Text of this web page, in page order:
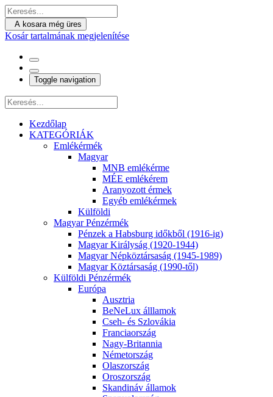
A kosara még üres
Kosár tartalmának megjelenítése
Toggle navigation
Kezdőlap
KATEGÓRIÁK
Emlékérmék
Magyar
MNB emlékérme
MÉE emlékérem
Aranyozott érmek
Egyéb emlékérmek
Külföldi
Magyar Pénzérmék
Pénzek a Habsburg időkből (1916-ig)
Magyar Királyság (1920-1944)
Magyar Népköztársaság (1945-1989)
Magyar Köztársaság (1990-től)
Külföldi Pénzérmék
Európa
Ausztria
BeNeLux álllamok
Cseh- és Szlovákia
Franciaország
Nagy-Britannia
Németország
Olaszország
Oroszország
Skandináv államok